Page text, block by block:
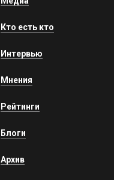
Кто есть кто
Интервью
Мнения
Рейтинги
Блоги
Архив